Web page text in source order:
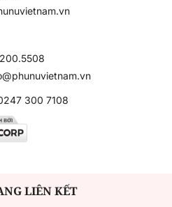
300 7108
LIÊN KẾT